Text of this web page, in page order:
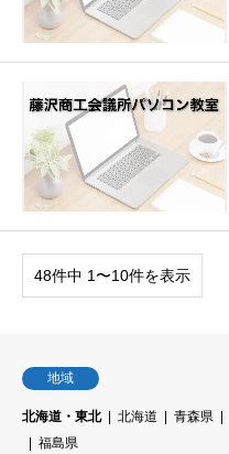
48件中 1〜10件を表示
地域
北海道・東北 北海道 青森県
福島県